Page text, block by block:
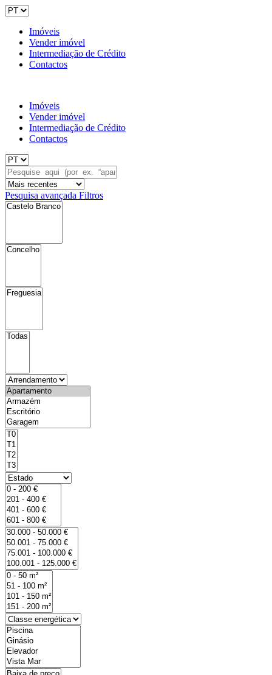
Imóveis
Vender imóvel
Intermediação de Crédito
Contactos
Imóveis
Vender imóvel
Intermediação de Crédito
Contactos
Pesquisa avançada Filtros